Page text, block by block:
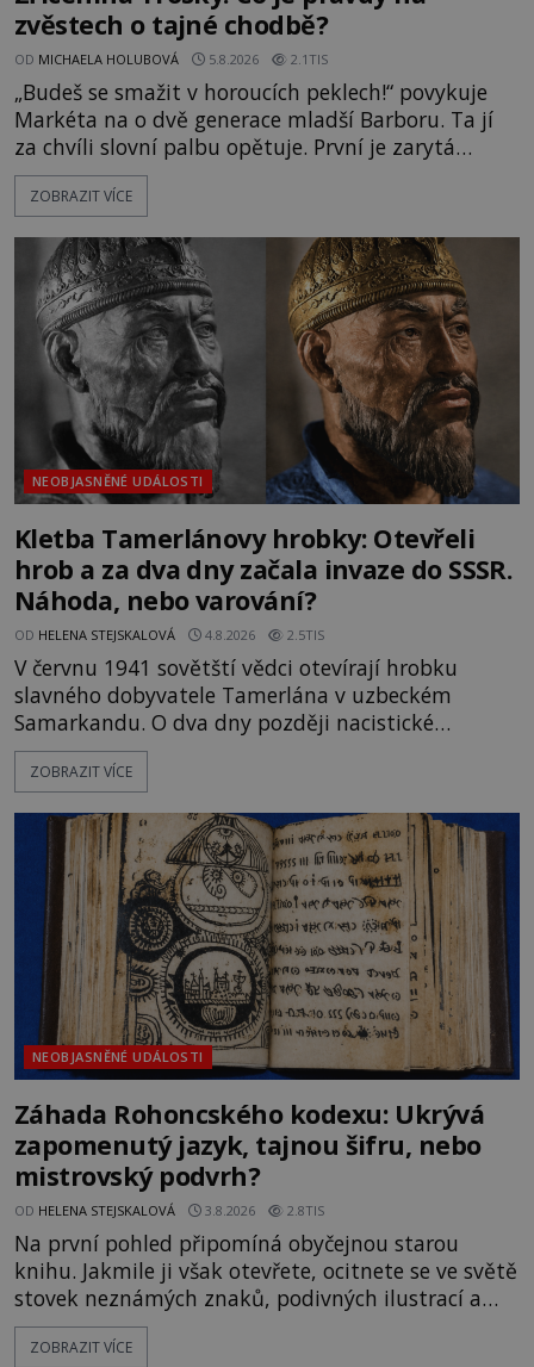
zvěstech o tajné chodbě?
OD MICHAELA HOLUBOVÁ 5.8.2026 2.1TIS
„Budeš se smažit v horoucích peklech!“ povykuje
Markéta na o dvě generace mladší Barboru. Ta jí
za chvíli slovní palbu opětuje. První je zarytá
katolička, druhá přesvědčená kališnice. A každá z
nich se usídlí na jedné z věží slavného hradu
mezi vůdce protihusitského boje. Za manželku má
skutečně jistou
ZOBRAZIT VÍCE
NEOBJASNĚNÉ UDÁLOSTI
Kletba Tamerlánovy hrobky: Otevřeli
hrob a za dva dny začala invaze do SSSR.
Náhoda, nebo varování?
OD HELENA STEJSKALOVÁ 4.8.2026 2.5TIS
V červnu 1941 sovětští vědci otevírají hrobku
slavného dobyvatele Tamerlána v uzbeckém
Samarkandu. O dva dny později nacistické
Německo zahajuje operaci Barbarossa a napadá
Sovětský svaz. Shoda dat je natolik zarážející, že se
na legendě něco pravdy, nebo jde jen o fascinující
souhru okolností? Když antropolog Michail
Gerasimov (1907-1970) a
ZOBRAZIT VÍCE
NEOBJASNĚNÉ UDÁLOSTI
Záhada Rohoncského kodexu: Ukrývá
zapomenutý jazyk, tajnou šifru, nebo
mistrovský podvrh?
OD HELENA STEJSKALOVÁ 3.8.2026 2.8TIS
Na první pohled připomíná obyčejnou starou
knihu. Jakmile ji však otevřete, ocitnete se ve světě
stovek neznámých znaků, podivných ilustrací a
textu, který už téměř dvě století vzdoruje všem
pokusům o rozluštění. Rohoncský kodex patří mezi
ZOBRAZIT VÍCE